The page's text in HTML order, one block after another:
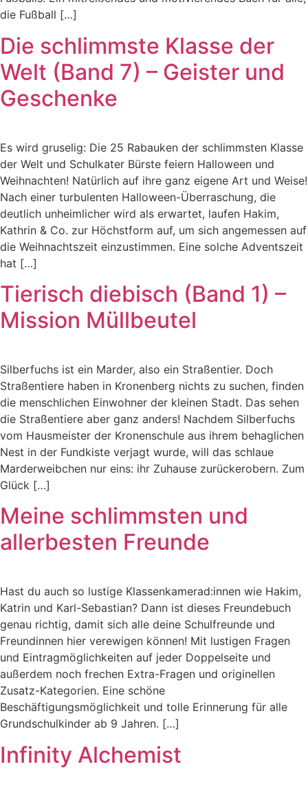
die Fußball […]
Die schlimmste Klasse der
Welt (Band 7) – Geister und
Geschenke
Es wird gruselig: Die 25 Rabauken der schlimmsten Klasse
der Welt und Schulkater Bürste feiern Halloween und
Weihnachten! Natürlich auf ihre ganz eigene Art und Weise!
Nach einer turbulenten Halloween-Überraschung, die
deutlich unheimlicher wird als erwartet, laufen Hakim,
Kathrin & Co. zur Höchstform auf, um sich angemessen auf
die Weihnachtszeit einzustimmen. Eine solche Adventszeit
hat […]
Tierisch diebisch (Band 1) –
Mission Müllbeutel
Silberfuchs ist ein Marder, also ein Straßentier. Doch
Straßentiere haben in Kronenberg nichts zu suchen, finden
die menschlichen Einwohner der kleinen Stadt. Das sehen
die Straßentiere aber ganz anders! Nachdem Silberfuchs
vom Hausmeister der Kronenschule aus ihrem behaglichen
Nest in der Fundkiste verjagt wurde, will das schlaue
Marderweibchen nur eins: ihr Zuhause zurückerobern. Zum
Glück […]
Meine schlimmsten und
allerbesten Freunde
Hast du auch so lustige Klassenkamerad:innen wie Hakim,
Katrin und Karl-Sebastian? Dann ist dieses Freundebuch
genau richtig, damit sich alle deine Schulfreunde und
Freundinnen hier verewigen können! Mit lustigen Fragen
und Eintragmöglichkeiten auf jeder Doppelseite und
außerdem noch frechen Extra-Fragen und originellen
Zusatz-Kategorien. Eine schöne
Beschäftigungsmöglichkeit und tolle Erinnerung für alle
Grundschulkinder ab 9 Jahren. […]
Infinity Alchemist